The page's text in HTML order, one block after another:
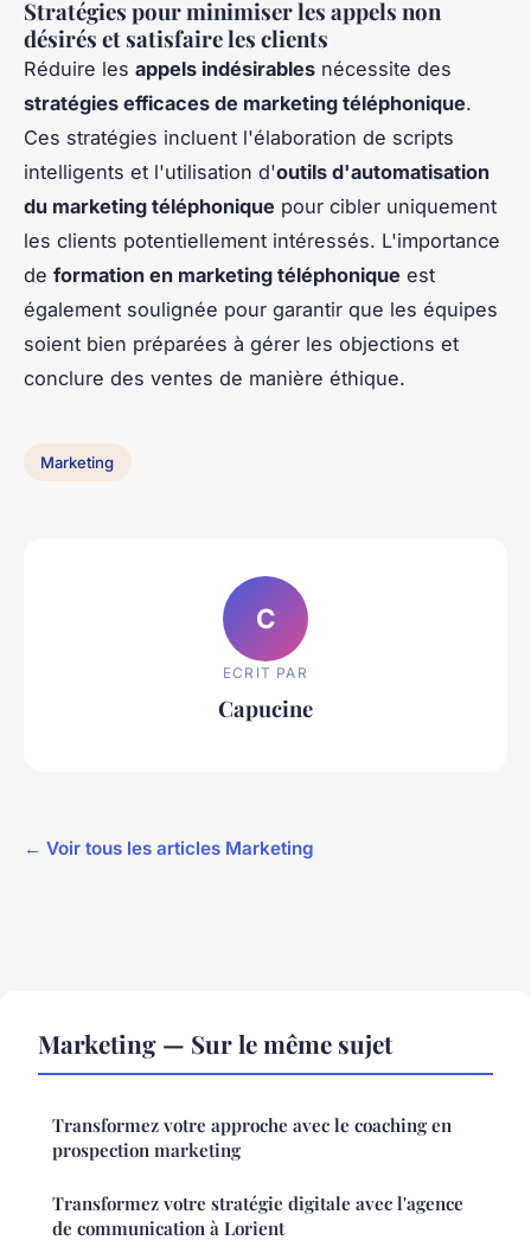
Stratégies pour minimiser les appels non
désirés et satisfaire les clients
Réduire les appels indésirables nécessite des
stratégies efficaces de marketing téléphonique.
Ces stratégies incluent l'élaboration de scripts
intelligents et l'utilisation d'outils d'automatisation
du marketing téléphonique pour cibler uniquement
les clients potentiellement intéressés. L'importance
de formation en marketing téléphonique est
également soulignée pour garantir que les équipes
soient bien préparées à gérer les objections et
conclure des ventes de manière éthique.
Marketing
C
ECRIT PAR
Capucine
← Voir tous les articles Marketing
Marketing — Sur le même sujet
Transformez votre approche avec le coaching en
prospection marketing
Transformez votre stratégie digitale avec l'agence
de communication à Lorient